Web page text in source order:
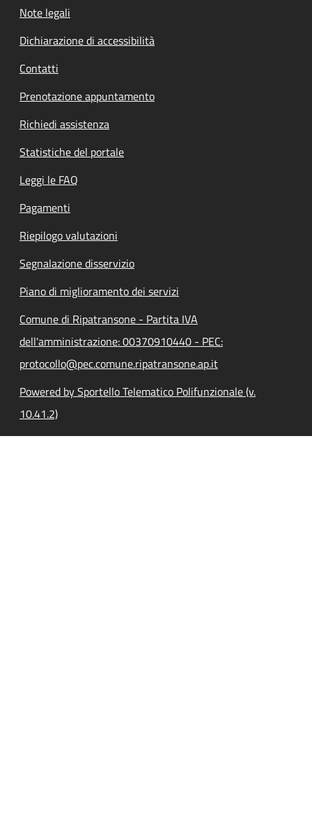
Note legali
Dichiarazione di accessibilità
Contatti
Prenotazione appuntamento
Richiedi assistenza
Statistiche del portale
Leggi le FAQ
Pagamenti
Riepilogo valutazioni
Segnalazione disservizio
Piano di miglioramento dei servizi
Comune di Ripatransone - Partita IVA
dell'amministrazione: 00370910440 - PEC:
protocollo@pec.comune.ripatransone.ap.it
Powered by Sportello Telematico Polifunzionale (v.
10.41.2)